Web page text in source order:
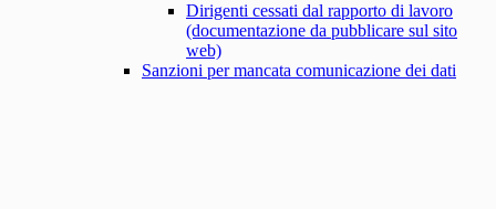
Dirigenti cessati dal rapporto di lavoro
(documentazione da pubblicare sul sito
web)
Sanzioni per mancata comunicazione dei dati